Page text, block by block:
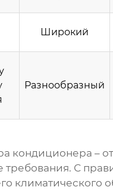
Широкий
Разнообразный
кондиционера –
С
климатического